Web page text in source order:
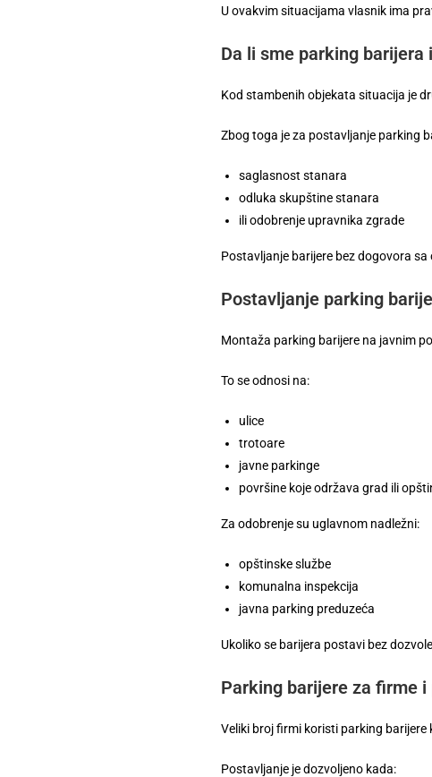
U ovakvim situacijama vlasnik ima
Da li sme parking barijera
Kod stambenih objekata situacija je
Zbog toga je za postavljanje parking
saglasnost stanara
odluka skupštine stanara
ili odobrenje upravnika zgrade
Postavljanje barijere bez dogovora
Postavljanje parking
Montaža parking barijere na javnim
To se odnosi na:
ulice
trotoare
javne parkinge
površine koje održava grad ili
Za odobrenje su uglavnom nadležni:
opštinske službe
komunalna inspekcija
javna parking preduzeća
Ukoliko se barijera postavi bez
Parking barijere za firme
Veliki broj firmi koristi parking barijere
Postavljanje je dozvoljeno kada: